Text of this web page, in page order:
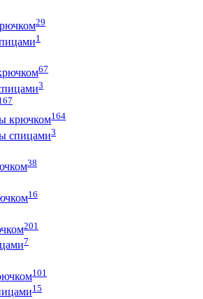
29
1
67
3
крючком164
спицами3
38
16
201
7
101
15